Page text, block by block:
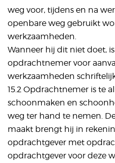
weg voor, tijdens en na
openbare weg gebruikt
werkzaamheden.
Wanneer hij dit niet doet,
opdrachtnemer voor
werkzaamheden
15.2 Opdrachtnemer is te
schoonmaken en
weg ter hand te nemen.
maakt brengt hij in
opdrachtgever met
opdrachtgever voor deze